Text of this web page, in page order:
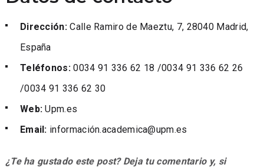
Dirección: Calle Ramiro de Maeztu, 7, 28040 Madrid,
España
Teléfonos: 0034 91 336 62 18 /0034 91 336 62 26
/0034 91 336 62 30
Web: Upm.es
Email: información.academica@upm.es
¿Te ha gustado este post? Deja tu comentario y, si